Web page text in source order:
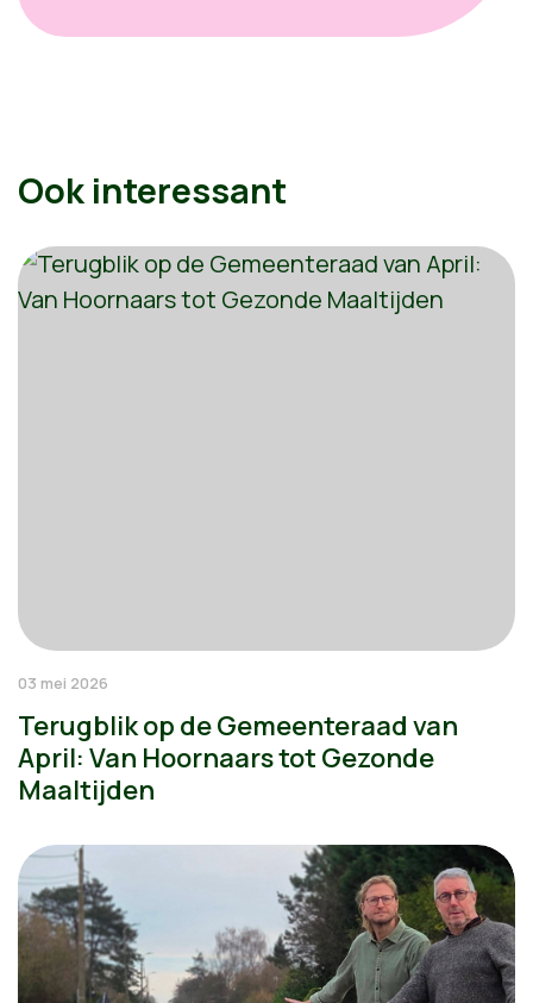
Ook interessant
03 mei 2026
Terugblik op de Gemeenteraad van
April: Van Hoornaars tot Gezonde
Maaltijden